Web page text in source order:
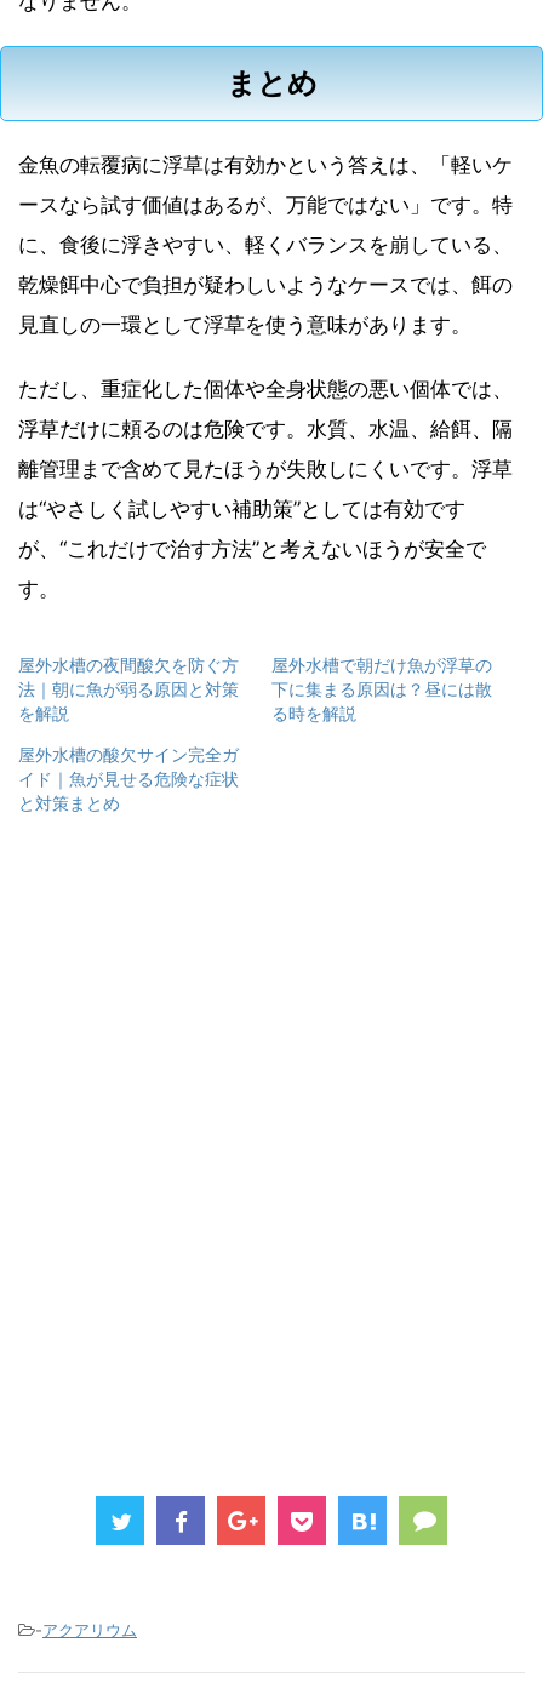
まとめ
金魚の転覆病に浮草は有効かという答えは、「軽いケ
ースなら試す価値はあるが、万能ではない」です。特
に、食後に浮きやすい、軽くバランスを崩している、
乾燥餌中心で負担が疑わしいようなケースでは、餌の
見直しの一環として浮草を使う意味があります。
ただし、重症化した個体や全身状態の悪い個体では、
浮草だけに頼るのは危険です。水質、水温、給餌、隔
離管理まで含めて見たほうが失敗しにくいです。浮草
は“やさしく試しやすい補助策”としては有効です
が、“これだけで治す方法”と考えないほうが安全で
す。
屋外水槽の夜間酸欠を防ぐ方
法｜朝に魚が弱る原因と対策
を解説
屋外水槽で朝だけ魚が浮草の
下に集まる原因は？昼には散
る時を解説
屋外水槽の酸欠サイン完全ガ
イド｜魚が見せる危険な症状
と対策まとめ
-アクアリウム